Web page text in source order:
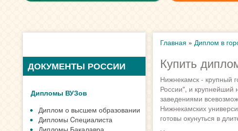
ДОКУМЕНТЫ РОССИИ
Дипломы ВУЗов
Диплом о высшем образовании
Дипломы Cпециалиста
Дипломы Бакалавра
Главная » Диплом в
Купить
Нижнекамск - крупный
России", и крупнейший
заведениями
Нижнекамских
готовы окунуться в